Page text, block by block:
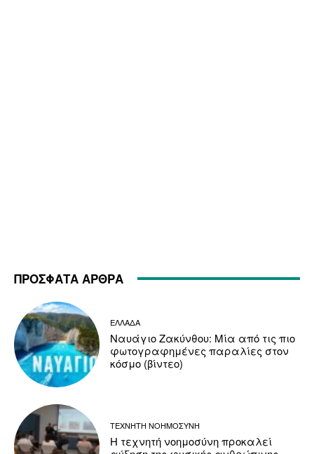
ΠΡΟΣΦΑΤΑ ΑΡΘΡΑ
ΕΛΛΑΔΑ
Ναυάγιο Ζακύνθου: Μία από τις πιο
φωτογραφημένες παραλίες στον
κόσμο (βίντεο)
ΤΕΧΝΗΤΗ ΝΟΗΜΟΣΥΝΗ
Η τεχνητή νοημοσύνη προκαλεί